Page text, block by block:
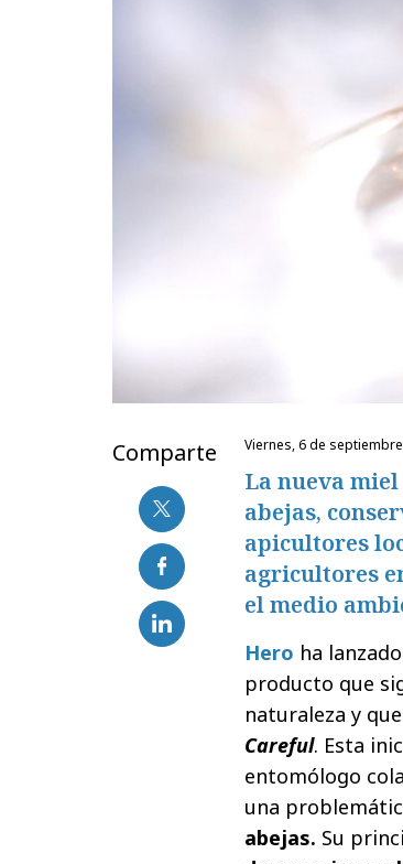
Comparte viernes, 6 de
La nueva
abejas,
apicultores
agricultores
el medio
Hero ha
producto que
naturaleza y
Careful. Esta
entomólogo
una
abejas. Su